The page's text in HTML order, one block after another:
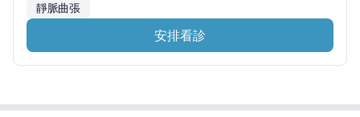
靜脈曲張
安排看診